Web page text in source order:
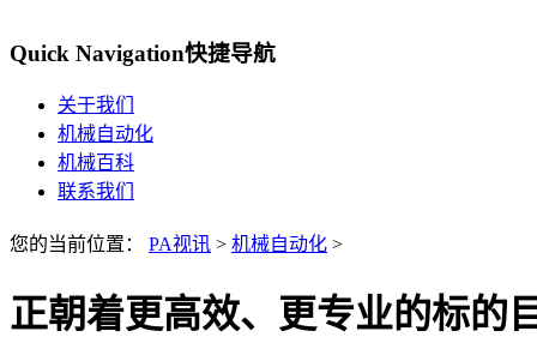
Quick Navigation快捷导航
关于我们
机械自动化
机械百科
联系我们
您的当前位置： PA视讯 > 机械自动化 >
正朝着更高效、更专业的标的